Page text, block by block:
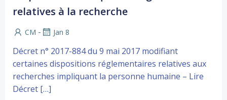
relatives à la recherche
CM - Jan 8
Décret n° 2017-884 du 9 mai 2017 modifiant
certaines dispositions réglementaires relatives aux
recherches impliquant la personne humaine – Lire
Décret […]